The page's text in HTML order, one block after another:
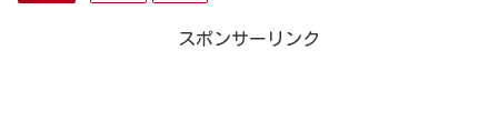
スポンサーリンク